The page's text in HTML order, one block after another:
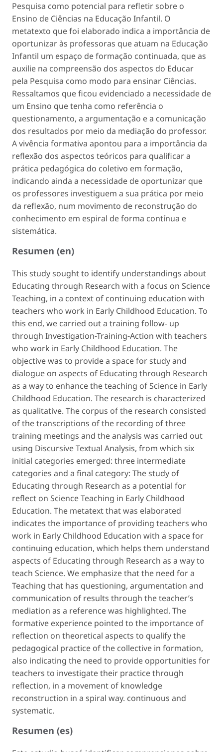
Pesquisa como potencial para refletir sobre o
Ensino de Ciências na Educação Infantil. O
metatexto que foi elaborado indica a importância de
oportunizar às professoras que atuam na Educação
Infantil um espaço de formação continuada, que as
auxilie na compreensão dos aspectos do Educar
pela Pesquisa como modo para ensinar Ciências.
Ressaltamos que ficou evidenciado a necessidade de
um Ensino que tenha como referência o
questionamento, a argumentação e a comunicação
dos resultados por meio da mediação do professor.
A vivência formativa apontou para a importância da
reflexão dos aspectos teóricos para qualificar a
prática pedagógica do coletivo em formação,
indicando ainda a necessidade de oportunizar que
os professores investiguem a sua prática por meio
da reflexão, num movimento de reconstrução do
conhecimento em espiral de forma contínua e
sistemática.
Resumen (en)
This study sought to identify understandings about
Educating through Research with a focus on Science
Teaching, in a context of continuing education with
teachers who work in Early Childhood Education. To
this end, we carried out a training follow- up
through Investigation-Training-Action with teachers
who work in Early Childhood Education. The
objective was to provide a space for study and
dialogue on aspects of Educating through Research
as a way to enhance the teaching of Science in Early
Childhood Education. The research is characterized
as qualitative. The corpus of the research consisted
of the transcriptions of the recording of three
training meetings and the analysis was carried out
using Discursive Textual Analysis, from which six
initial categories emerged: three intermediate
categories and a final category: The study of
Educating through Research as a potential for
reflect on Science Teaching in Early Childhood
Education. The metatext that was elaborated
indicates the importance of providing teachers who
work in Early Childhood Education with a space for
continuing education, which helps them understand
aspects of Educating through Research as a way to
teach Science. We emphasize that the need for a
Teaching that has questioning, argumentation and
communication of results through the teacher’s
mediation as a reference was highlighted. The
formative experience pointed to the importance of
reflection on theoretical aspects to qualify the
pedagogical practice of the collective in formation,
also indicating the need to provide opportunities for
teachers to investigate their practice through
reflection, in a movement of knowledge
reconstruction in a spiral way. continuous and
systematic.
Resumen (es)